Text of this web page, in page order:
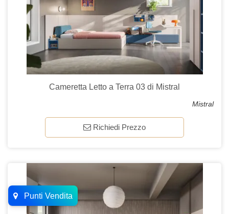
Cameretta Letto a Terra 03 di Mistral
Mistral
Richiedi Prezzo
Punti Vendita